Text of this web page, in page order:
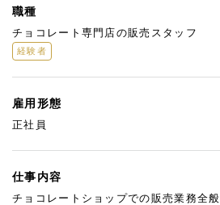
職種
チョコレート専門店の販売スタッフ
経験者
雇用形態
正社員
仕事内容
チョコレートショップでの販売業務全般